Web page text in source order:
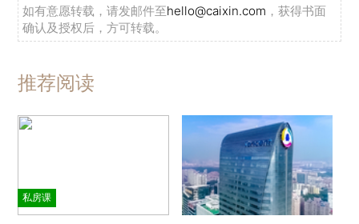
如有意愿转载，请发邮件至hello@caixin.com ，获得书面
确认及授权后，方可转载。
推荐阅读
私房课